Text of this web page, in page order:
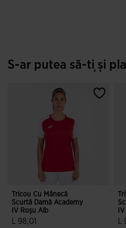
S-ar putea să-ți și
Tricou Cu Mânecă
Scurtă Damă Academy
IV Roșu Alb
L 98,01